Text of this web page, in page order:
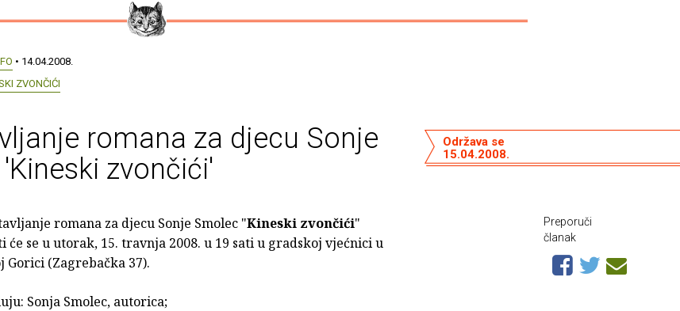
• 14.04.2008.
ZVONČIĆI
romana za djecu Sonje
zvončići'
Održava se
15.04.2008.
romana za djecu Sonje Smolec "Kineski zvončići"
će se uutorak, 15. travnja 2008. u 19 sati u gradskoj vjećnici u
Gorici (Zagrebačka 37).
Sonja Smolec, autorica;
Preporuči
članak